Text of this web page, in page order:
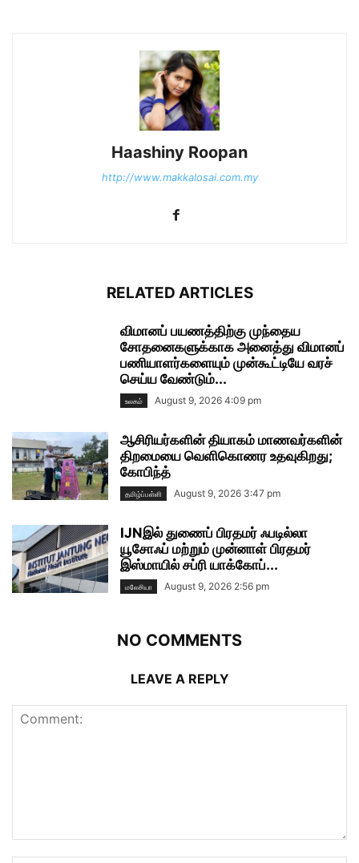
Haashiny Roopan
http://www.makkalosai.com.my
RELATED ARTICLES
விமானப் பயணத்திற்கு முந்தைய
சோதனைகளுக்காக அனைத்து விமானப்
பணியாளர்களையும் முன்கூட்டியே வரச்
செய்ய வேண்டும்...
உலகம் August 9, 2026 4:09 pm
ஆசிரியர்களின் தியாகம் மாணவர்களின்
திறமையை வெளிகொணர உதவுகிறது;
கோபிந்த்
தமிழ்ப்பள்ளி August 9, 2026 3:47 pm
IJNஇல் துணைப் பிரதமர் ஃபடில்லா
யூசோஃப் மற்றும் முன்னாள் பிரதமர்
இஸ்மாயில் சப்ரி யாக்கோப்...
மலேசியா August 9, 2026 2:56 pm
NO COMMENTS
LEAVE A REPLY